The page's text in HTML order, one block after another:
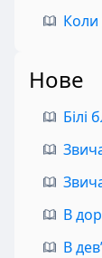
Нове
Білі
В
В